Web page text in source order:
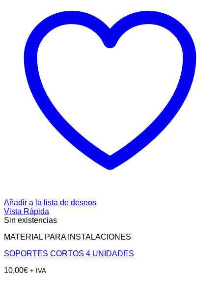
Añadir a la lista de deseos
Vista Rápida
Sin existencias
MATERIAL PARA INSTALACIONES
SOPORTES CORTOS 4 UNIDADES
10,00€ + IVA